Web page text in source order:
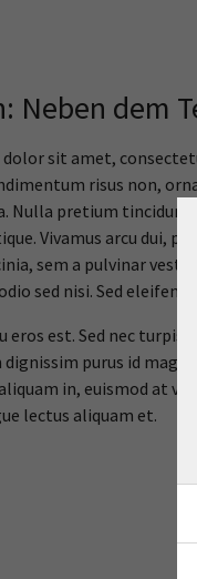
Neben dem
dolor sit amet,
risus non,
Nulla pretium
Vivamus arcu dui,
sem a pulvinar
sed nisi. Sed eleifend
eros est. Sed nec
dignissim purus id
in, euismod at
lectus aliquam et.